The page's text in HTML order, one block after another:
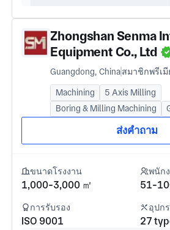
Zhongshan Senma
Equipment Co., Ltd
Guangdong, Chinaสมาชิกพรีเมี
Machining
5 Axis Milling
Boring & Milling Machining
ส่งคำถาม
ขนาดโรงงาน
1,000-3,000 ㎡
พนัก
51-
การรับรอง
ISO 9001
อุปก
27